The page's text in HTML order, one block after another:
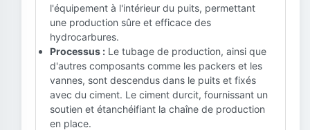
l'équipement à l'intérieur du puits, permettant
une production sûre et efficace des
hydrocarbures.
Processus : Le tubage de production, ainsi que
d'autres composants comme les packers et les
vannes, sont descendus dans le puits et fixés
avec du ciment. Le ciment durcit, fournissant un
soutien et étanchéifiant la chaîne de production
en place.